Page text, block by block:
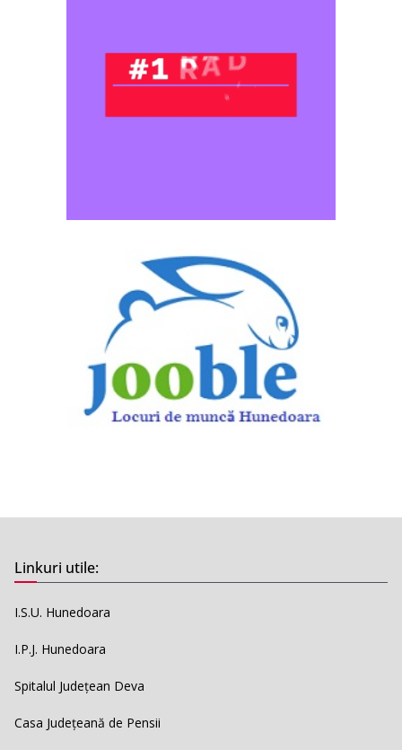
Linkuri utile:
I.S.U. Hunedoara
I.P.J. Hunedoara
Spitalul Județean Deva
Casa Județeană de Pensii